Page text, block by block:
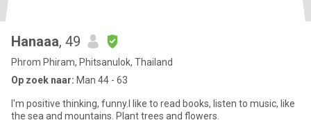
Hanaaa, 49
Phrom Phiram, Phitsanulok, Thailand
Op zoek naar: Man 44 - 63
I'm positive thinking, funny.I like to read books, listen to music, like
the sea and mountains. Plant trees and flowers.